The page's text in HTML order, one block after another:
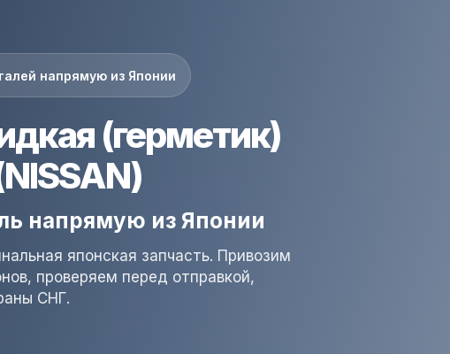
напрямую из Японии
(герметик)
напрямую из Японии
японская запчасть. Привозим
проверяем перед отправкой,
СНГ.